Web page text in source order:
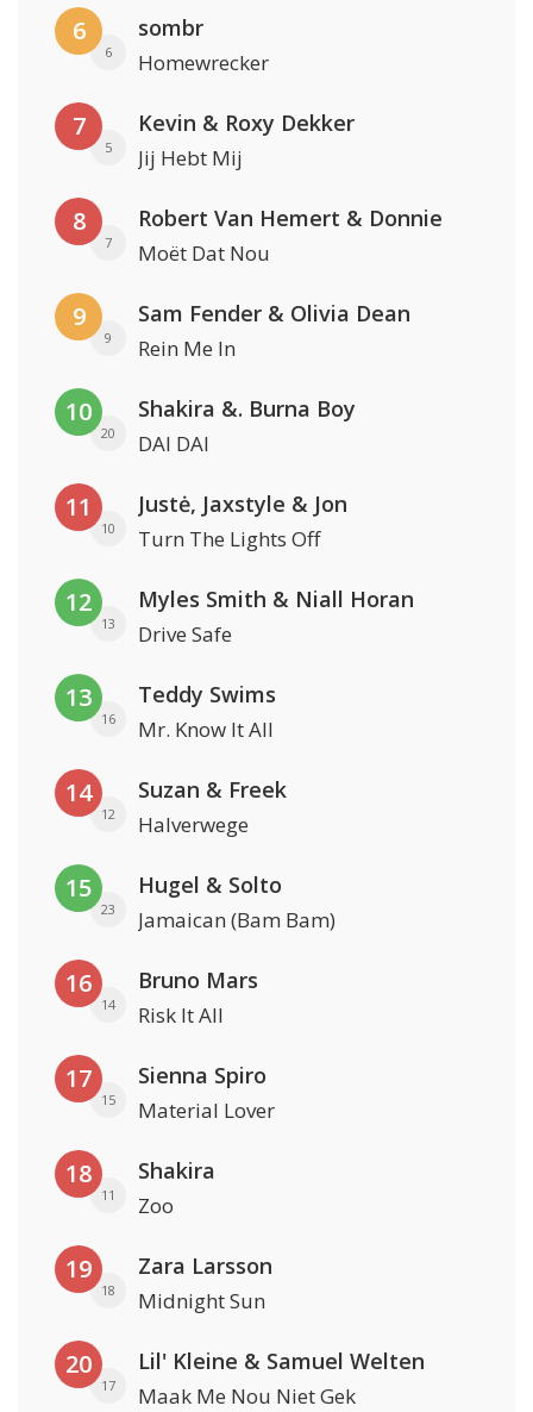
6
6
sombr
Homewrecker
7
5
Kevin & Roxy Dekker
Jij Hebt Mij
8
7
Robert Van Hemert & Donnie
Moët Dat Nou
9
9
Sam Fender & Olivia Dean
Rein Me In
10
20
Shakira &. Burna Boy
DAI DAI
11
10
Justė, Jaxstyle & Jon
Turn The Lights Off
12
13
Myles Smith & Niall Horan
Drive Safe
13
16
Teddy Swims
Mr. Know It All
14
12
Suzan & Freek
Halverwege
15
23
Hugel & Solto
Jamaican (Bam Bam)
16
14
Bruno Mars
Risk It All
17
15
Sienna Spiro
Material Lover
18
11
Shakira
Zoo
19
18
Zara Larsson
Midnight Sun
20
17
Lil' Kleine & Samuel Welten
Maak Me Nou Niet Gek